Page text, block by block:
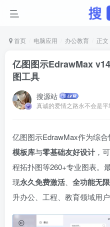
首页 电脑应用 办公教育 正文
亿图图示EdrawMax
图工具
搜源站
真诚的爱情之路永不会是平
亿图图示EdrawMax作为综合
模板库与零基础友好设计，
程拓扑图等260+专业图表。
现永久免费激活、 全功能无
升办公、工程、教育领域用户